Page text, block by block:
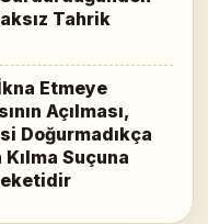
Tahrik
Etmeye
Açılması,
Doğurmadıkça
Suçuna